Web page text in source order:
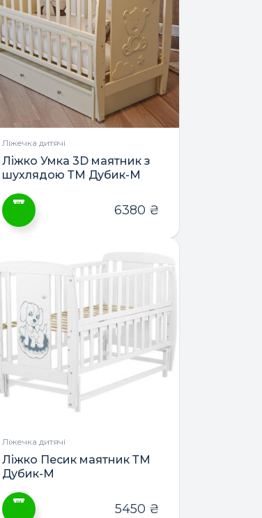
Ліжечка дитячі
Ліжко Умка 3D маятник з
шухлядою ТМ Дубик-М
варіантів.
Параметри
можна
вибрати
сторінці
товару
6380 ₴
Ліжечка дитячі
Ліжко Песик маятник ТМ
Дубик-М
5450 ₴